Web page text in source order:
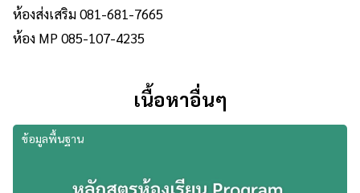
ห้องส่งเสริม 081-681-7665
ห้อง MP 085-107-4235
เนื้อหาอื่นๆ
ข้อมูลพื้นฐาน